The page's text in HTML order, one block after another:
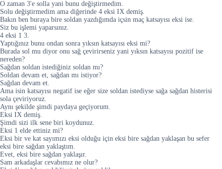
O zaman 3'e solla yani bunu değiştirmedim.
Solu değiştirmedim ama diğerinde 4 eksi IX demiş.
Bakın ben buraya bire soldan yazdığımda içsin maç katsayısı eksi ise.
Siz bu işlemi yaparsınız.
4 eksi 1 3.
Yaptığınız bunu ondan sonra yıksın katsayısı eksi mi?
Burada sol mu diyor onu sağ çevirirseniz yani yıksın katsayısı pozitif ise
nereden?
Sağdan soldan istediğiniz soldan mı?
Soldan devam et, sağdan mı istiyor?
Sağdan devam et.
Ama isin katsayısı negatif ise eğer size soldan istediyse sağa sağdan histerisi
sola çeviriyoruz.
Aynı şekilde şimdi paydaya geçiyorum.
Eksi IX demiş.
Şimdi sizi ilk sene biri koydunuz.
Eksi 1 elde ettiniz mi?
Eksi bir ve kat sayımızı eksi olduğu için eksi bire sağdan yaklaşan bu sefer
eksi bire sağdan yaklaştım.
Evet, eksi bire sağdan yaklaşır.
Sam arkadaşlar cevabımız ne olur?